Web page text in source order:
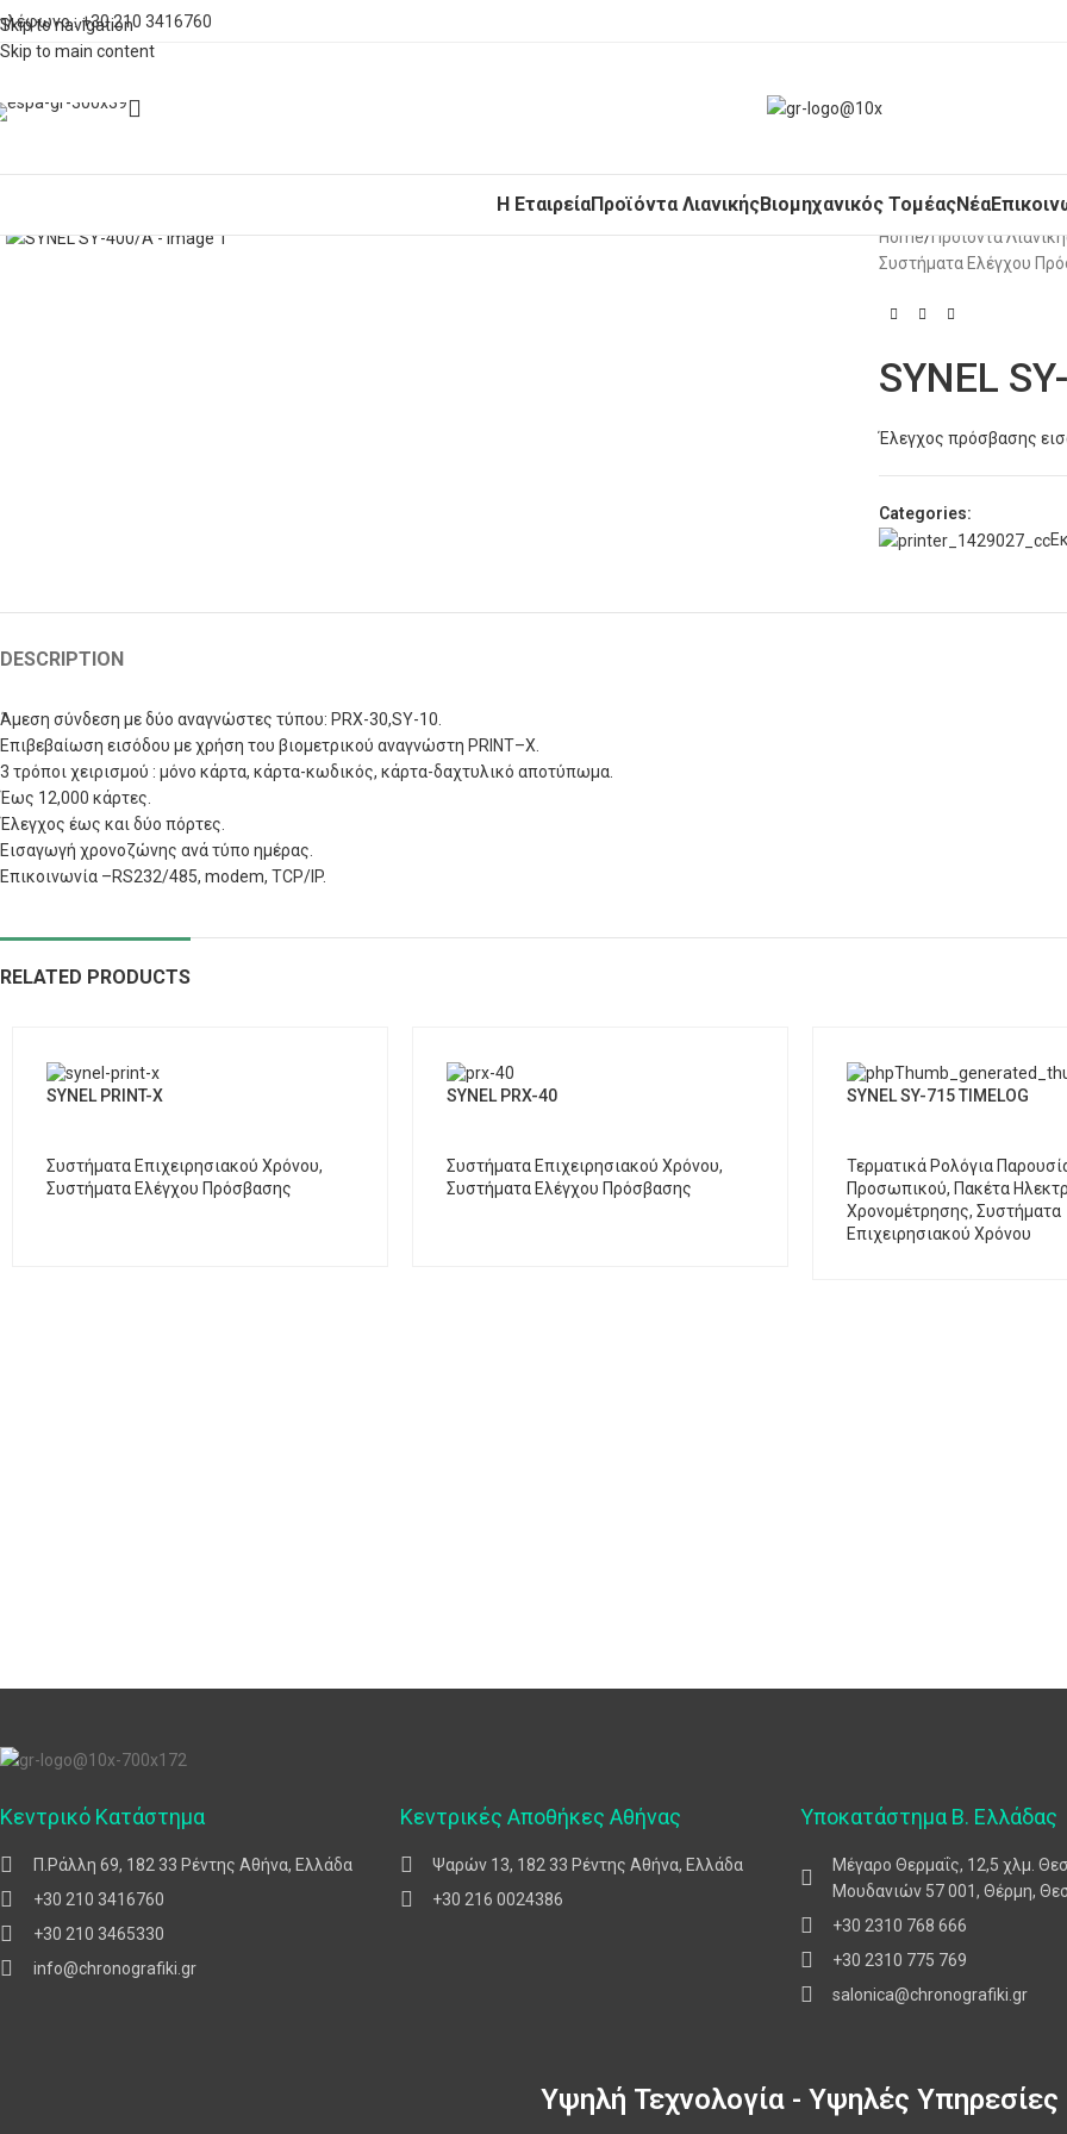
Skip to navigation
Skip to main content
: +30 210 3416760
Η ΕταιρείαΠροϊόντα ΛιανικήςΒιομηχανικός ΤομέαςΝέα
Home/Προϊόντα
Συστήματα Ελέγχου
SYNEL
Έλεγχος πρόσβασης
Categories:
DESCRIPTION
Άμεση σύνδεση με δύο αναγνώστες τύπου: PRX-30,SY-10.
Επιβεβαίωση εισόδου με χρήση του βιομετρικού αναγνώστη PRINT–X
3 τρόποι χειρισμού : μόνο κάρτα, κάρτα-κωδικός, κάρτα-δαχτυλικό αποτύπωμα.
Έως 12,000 κάρτες.
Έλεγχος έως και δύο πόρτες.
Εισαγωγή χρονοζώνης ανά τύπο ημέρας.
Επικοινωνία –RS232/485, modem, TCP/ IP.
RELATED PRODUCTS
SYNEL PRINT-X
Συστήματα Επιχειρησιακού Χρόνου,
Συστήματα Ελέγχου Πρόσβασης
SYNEL PRX-40
Συστήματα Επιχειρησιακού Χρόνου,
Συστήματα Ελέγχου Πρόσβασης
SYNEL SY-715 TIMELOG
Τερματικά Ρολόγια
Προσωπικού, Πακέτα
Χρονομέτρησης, Συστήματα
Επιχειρησιακού Χρόνου
Κεντρικό Κατάστημα
Π.Ράλλη 69, 182 33 Ρέντης Αθήνα, Ελλάδα
+30 210 3416760
+30 210 3465330
info@chronografiki.gr
Κεντρικές Αποθήκες Αθήνας
Ψαρών 13, 182 33 Ρέντης Αθήνα, Ελλάδα
+30 216 0024386
Υποκατάστημα Β. Ελλάδας
Μέγαρο Θερμαΐς, 12,5 χλμ.
Μουδανιών 57 001, Θέρμη,
+30 2310 768 666
+30 2310 775 769
salonica@chronografiki.gr
Υψηλή Τεχνολογία - Υψηλές Υπηρεσίες